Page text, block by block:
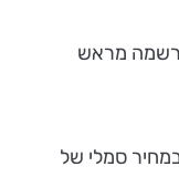
מראש
סמלי של